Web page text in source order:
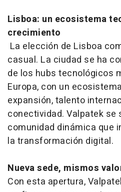
Lisboa: un ecosistema
crecimiento
La elección de Lisboa
casual. La ciudad se ha
de los hubs tecnológicos
Europa, con un
expansión, talento
conectividad. Valpatek se
comunidad dinámica que
la transformación digital.
Nueva sede, mismos
Con esta apertura,